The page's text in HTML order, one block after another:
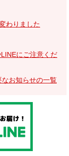
わりました
にご注意くだ
なお知らせの一覧